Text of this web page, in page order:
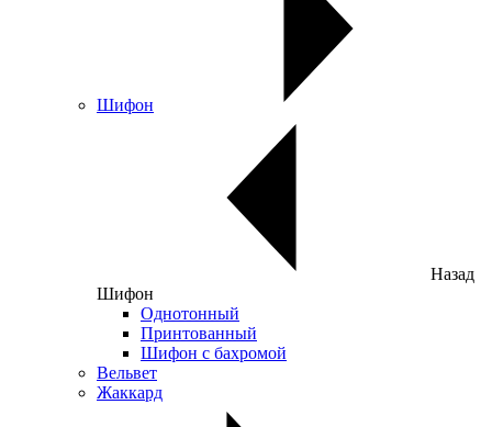
Шифон
Назад
Шифон
Однотонный
Принтованный
Шифон с бахромой
Вельвет
Жаккард